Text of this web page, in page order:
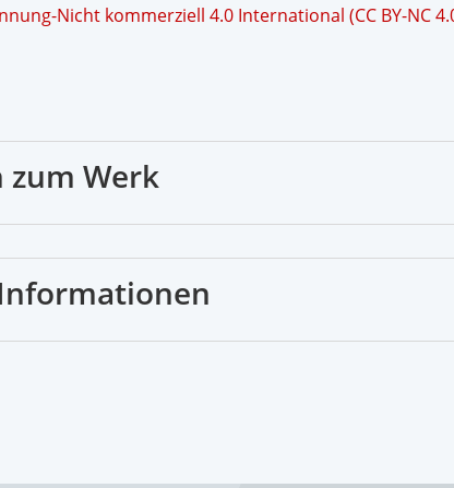
Nicht kommerziell 4.0 International (CC BY-NC
zum Werk